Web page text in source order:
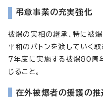
弔意事業の充実強化
被爆の実相の継承、特に被
平和のバトンを渡していく
7年度に実施する被爆80周
じること。
在外被爆者の援護の推